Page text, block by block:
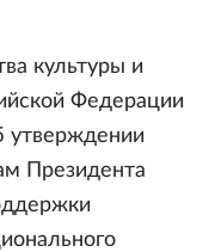
культуры и
Федерации
утверждении
Президента